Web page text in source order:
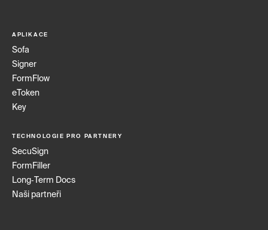
APLIKACE
Sofa
Signer
FormFlow
eToken
Key
TECHNOLOGIE PRO PARTNERY
SecuSign
FormFiller
Long‑Term Docs
Naši partneři